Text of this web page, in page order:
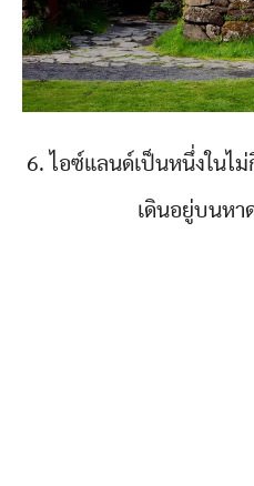
6. ไอซ์แลนด์เป็นหนึ่งในไ
เดินอยู่บนหา